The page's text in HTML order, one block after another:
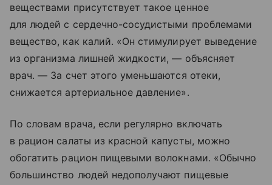
веществами присутствует такое ценное
для людей с сердечно-сосудистыми проблемами
вещество, как калий. «Он стимулирует выведение
из организма лишней жидкости, — объясняет
врач. — За счет этого уменьшаются отеки,
снижается артериальное давление».
По словам врача, если регулярно включать
в рацион салаты из красной капусты, можно
обогатить рацион пищевыми волокнами. «Обычно
большинство людей недополучают пищевые